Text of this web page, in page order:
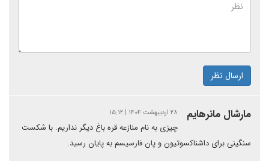
ارسال نظر
مارشال مانرهایم ۲۸ اردیبهشت ۱۴۰۴ | ۱۵:۱۲
چیزی به نام منازعه قره باغ دیگر نداریم. با شکست
سنگینی برای داشناکسوتیون و پان فارسیسم به پایان رسید.